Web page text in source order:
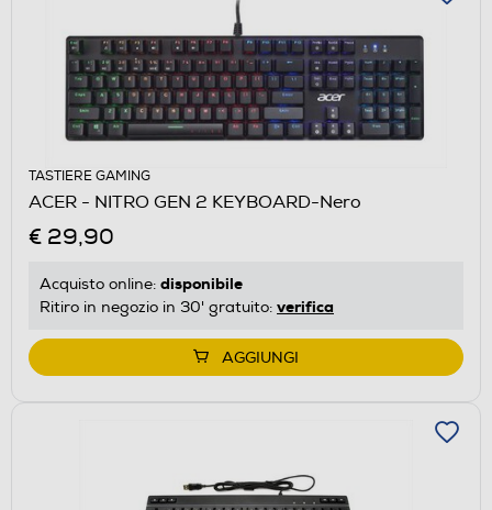
TASTIERE GAMING
ACER - NITRO GEN 2 KEYBOARD-Nero
€ 29,90
Acquisto online: disponibile
Ritiro in negozio in 30' gratuito: verifica
AGGIUNGI